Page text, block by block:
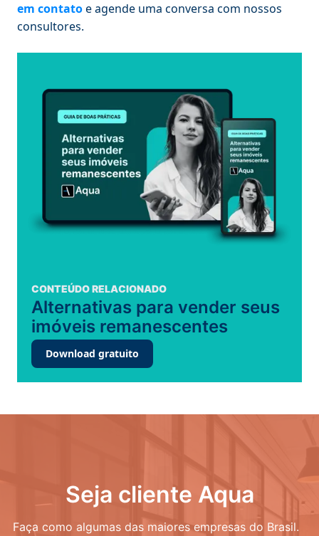
em contatoe agende uma conversa com nossos
consultores.
CONTEÚDO RELACIONADO
Alternativas para vender seus
imóveis remanescentes
Download gratuito
Seja cliente Aqua
Faça como algumas das maiores empresas do Brasil.